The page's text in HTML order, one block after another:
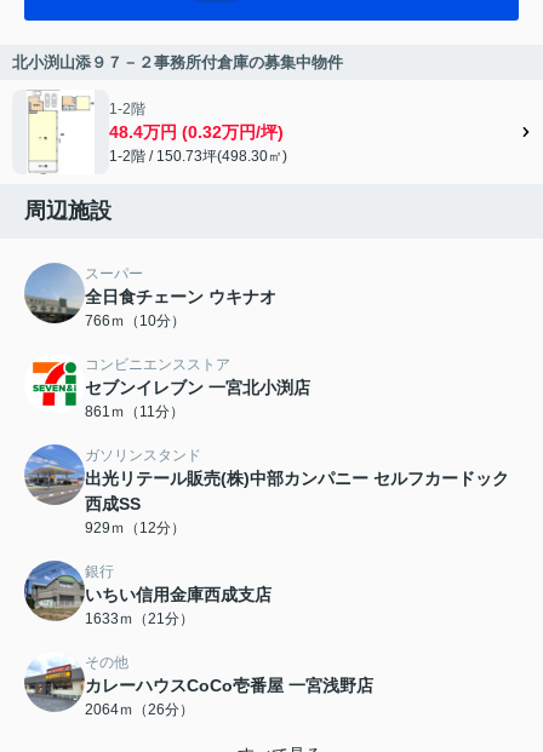
北小渕山添９７－２事務所付倉庫の募集中物件
1-2階
48.4万円 (0.32万円/坪)
1-2階 / 150.73坪(498.30㎡)
周辺施設
スーパー
全日食チェーン ウキナオ
766ｍ（10分）
コンビニエンスストア
セブンイレブン 一宮北小渕店
861ｍ（11分）
ガソリンスタンド
出光リテール販売(株)中部カンパニー セルフカードック
西成SS
929ｍ（12分）
銀行
いちい信用金庫西成支店
1633ｍ（21分）
その他
カレーハウスCoCo壱番屋 一宮浅野店
2064ｍ（26分）